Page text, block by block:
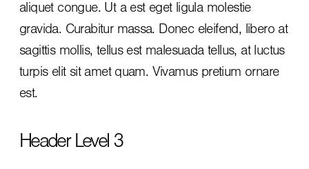
aliquet congue. Ut a est eget ligula molestie
gravida. Curabitur massa. Donec eleifend, libero at
sagittis mollis, tellus est malesuada tellus, at luctus
turpis elit sit amet quam. Vivamus pretium ornare
est.
Header Level 3